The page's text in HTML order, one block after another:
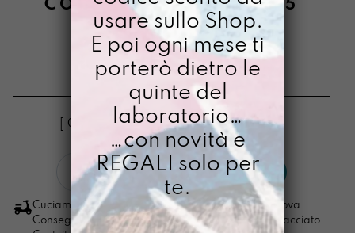
COPERTINA DI LUNIS A5
DIPINTA A AMANO
CRESCENTE
€ 28,00
[ Copertina per quaderno A6/A5/A4 ]
COPERTINA
DI
LUNIS
A5
LO VOGLIO
Cuciamo ogni ordine nel nostro laboratorio di Padova.
Consegna in 4/5 giorni lavorativi, pacco sempre tracciato.
usare sullo Shop.
E poi ogni mese ti
porterò dietro le
quinte del
laboratorio…
…con novità e
REGALI solo per
te.